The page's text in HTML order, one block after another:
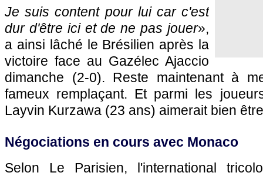
Je suis content pour lui car c'est
dur d'être ici et de ne pas jouer»,
a ainsi lâché le Brésilien après la
victoire face au Gazélec Ajaccio
dimanche (2-0). Reste maintenant à
fameux remplaçant. Et parmi les
Layvin Kurzawa (23 ans) aimerait bien
Négociations en cours avec Monaco
Selon Le Parisien, l'international